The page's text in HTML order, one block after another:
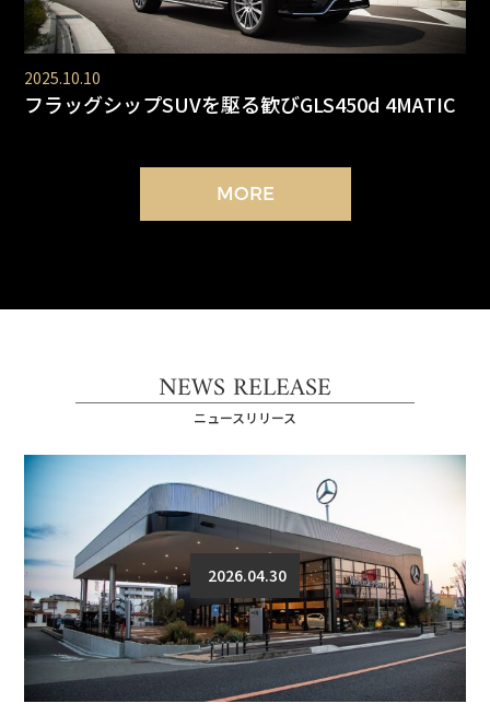
2025.10.10
フラッグシップSUVを駆る歓びGLS450d 4MATIC
MORE
NEWS RELEASE
ニュースリリース
2026.04.30